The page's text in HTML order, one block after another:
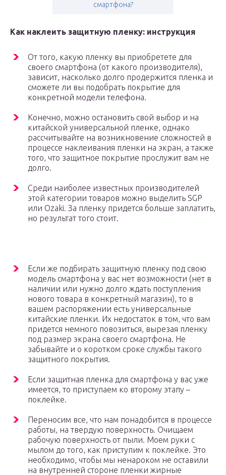
смартфона?
Как наклеить защитную пленку: инструкция
От того, какую пленку вы приобретете для
своего смартфона (от какого производителя),
зависит, насколько долго продержится пленка и
сможете ли вы подобрать покрытие для
конкретной модели телефона.
Конечно, можно остановить свой выбор и на
китайской универсальной пленке, однако
рассчитывайте на возникновение сложностей в
процессе наклеивания пленки на экран, а также
того, что защитное покрытие прослужит вам не
долго.
Среди наиболее известных производителей
этой категории товаров можно выделить SGP
или Ozaki. За пленку придется больше заплатить,
но результат того стоит.
Если же подбирать защитную пленку под свою
модель смартфона у вас нет возможности (нет в
наличии или нужно долго ждать поступления
нового товара в конкретный магазин), то в
вашем распоряжении есть универсальные
китайские пленки. Их недостаток в том, что вам
придется немного повозиться, вырезая пленку
под размер экрана своего смартфона. Не
забывайте и о коротком сроке службы такого
защитного покрытия.
Если защитная пленка для смартфона у вас уже
имеется, то приступаем ко второму этапу –
поклейке.
Переносим все, что нам понадобится в процессе
работы, на твердую поверхность. Очищаем
рабочую поверхность от пыли. Моем руки с
мылом до того, как приступим к поклейке. Это
необходимо, чтобы мы ненароком не оставили
на внутренней стороне пленки жирные